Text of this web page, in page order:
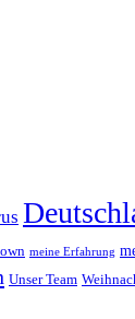
meine Erfahrung
Unser Team